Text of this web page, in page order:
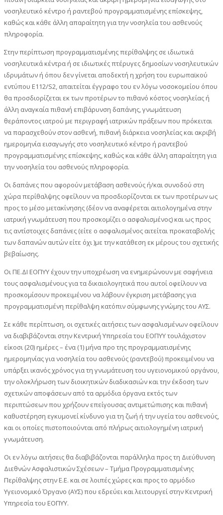
νοσηλευτικό κέντρο ή ραντεβού προγραμματισμένης επίσκεψης,
καθώς και κάθε άλλη απαραίτητη για την νοσηλεία του ασθενούς
πληροφορία.
Στην περίπτωση προγραμματισμένης περίθαλψης σε ιδιωτικά
νοσηλευτικά κέντρα ή σε ιδιωτικές πτέρυγες δημοσίων νοσηλευτικών
ιδρυμάτων ή όπου δεν γίνεται αποδεκτή η χρήση του ευρωπαϊκού
εντύπου Ε112/S2, απαιτείται έγγραφο του εν λόγω νοσοκομείου όπου
θα προσδιορίζεται εκ των προτέρων το πιθανό κόστος νοσηλείας ή
άλλη αναγκαία πιθανή επιβάρυνση δαπάνης, γνωμάτευση
θεράποντος ιατρού με περιγραφή ιατρικών πράξεων που πρόκειται
να παρασχεθούν στον ασθενή, πιθανή διάρκεια νοσηλείας και ακριβή
ημερομηνία εισαγωγής στο νοσηλευτικό κέντρο ή ραντεβού
προγραμματισμένης επίσκεψης, καθώς και κάθε άλλη απαραίτητη για
την νοσηλεία του ασθενούς πληροφορία.
Οι δαπάνες που αφορούν μετάβαση ασθενούς ή/και συνοδού στη
χώρα περίθαλψης οφείλουν να προσδιορίζονται εκ των προτέρων ως
προς το μέσο μετακίνησης (δέον να αναφέρεται αιτιολογημένα στην
ιατρική γνωμάτευση που προσκομίζει ο ασφαλισμένος) και ως προς
τις αντίστοιχες δαπάνες (είτε ο ασφαλισμένος αιτείται προκαταβολής
των δαπανών αυτών είτε όχι )με την κατάθεση εκ μέρους του σχετικής
βεβαίωσης.
Οι ΠΕ.ΔΙ ΕΟΠΥΥ έχουν την υποχρέωση να ενημερώνουν με σαφήνεια
τους ασφαλισμένους για τα δικαιολογητικά που αυτοί οφείλουν να
προσκομίσουν προκειμένου να λάβουν έγκριση μετάβασης για
προγραμματισμένη περίθαλψη κατόπιν σύμφωνης γνώμης του ΑΥΣ.
Σε κάθε περίπτωση, οι σχετικές αιτήσεις των ασφαλισμένων οφείλουν
να διαβιβάζονται στην Κεντρική Υπηρεσία του ΕΟΠΥΥ τουλάχιστον
είκοσι (20) ημέρες – ένα (1) μήνα προ της προγραμματισμένης
ημερομηνίας για νοσηλεία του ασθενούς (ραντεβού) προκειμένου να
υπάρξει ικανός χρόνος για τη γνωμάτευση του υγειονομικού οργάνου,
την ολοκλήρωση των διοικητικών διαδικασιών και την έκδοση των
σχετικών αποφάσεων από τα αρμόδια όργανα εκτός των
περιπτώσεων που χρήζουν επείγουσας αντιμετώπισης και πιθανή
καθυστέρηση εγκυμονεί κίνδυνο για τη ζωή ή την υγεία του ασθενούς,
και οι οποίες πιστοποιούνται από πλήρως αιτιολογημένη ιατρική
γνωμάτευση.
Οι εν λόγω αιτήσεις θα διαβιβάζονται παράλληλα προς τη Διεύθυνση
Διεθνών Ασφαλιστικών Σχέσεων – Τμήμα Προγραμματισμένης
Περίθαλψης στην Ε.Ε. και σε λοιπές χώρες και προς το αρμόδιο
Υγειονομικό Όργανο (ΑΥΣ) που εδρεύει και λειτουργεί στην Κεντρική
Υπηρεσία του ΕΟΠΥΥ.